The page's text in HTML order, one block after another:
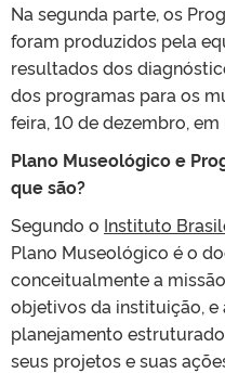
Na segunda parte, os
foram produzidos pela
resultados dos
dos programas para os
feira, 10 de dezembro,
Plano Museológico e
que são?
Segundo o Instituto
Plano Museológico é o
conceitualmente a
objetivos da instituição, e
planejamento
seus projetos e suas